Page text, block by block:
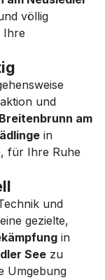
völlig
Ihre
und
Breitenbrunn am
in
für Ihre Ruhe
und
gezielte,
in
See zu
Umgebung